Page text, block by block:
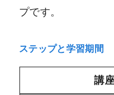
プです。
ステップと学習期間
講